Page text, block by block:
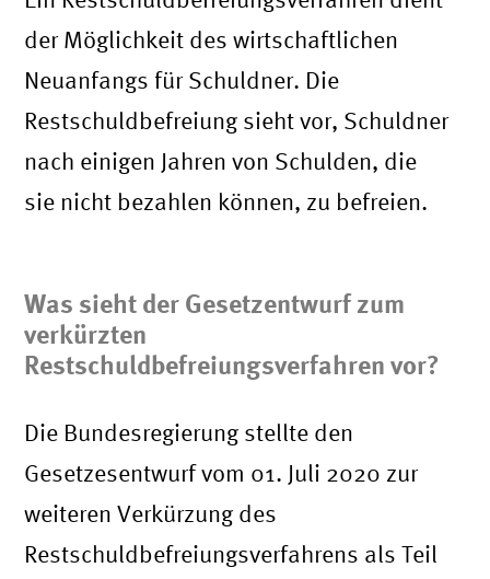
der Möglichkeit des wirtschaftlichen
Neuanfangs für Schuldner. Die
Restschuldbefreiung sieht vor, Schuldner
nach einigen Jahren von Schulden, die
sie nicht bezahlen können, zu befreien.
Was sieht der Gesetzentwurf zum
verkürzten
Restschuldbefreiungsverfahren vor?
Die Bundesregierung stellte den
Gesetzesentwurf vom 01. Juli 2020 zur
weiteren Verkürzung des
Restschuldbefreiungsverfahrens als Teil